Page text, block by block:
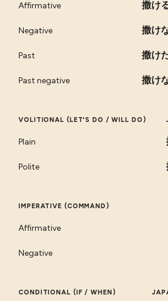
Affirmative 撒け
Negative 撒け
Past 撒け
Past negative 撒け
VOLITIONAL (LET'S DO / WILL DO)
Plain
Polite
IMPERATIVE (COMMAND)
Affirmative
Negative
CONDITIONAL (IF / WHEN)